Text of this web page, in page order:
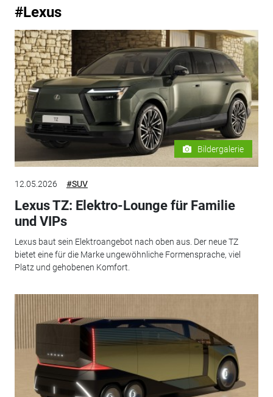
#Lexus
Bildergalerie
12.05.2026 #SUV
Lexus TZ: Elektro-Lounge für Familie
und VIPs
Lexus baut sein Elektroangebot nach oben aus. Der neue TZ
bietet eine für die Marke ungewöhnliche Formensprache, viel
Platz und gehobenen Komfort.